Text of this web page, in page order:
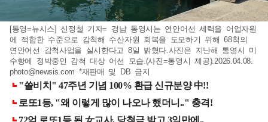
[통영=뉴시스] 신정철 기자= 경남 통영시는 연안어선 세력을 어업자원
에 적합한 수준으로 감척해 수산자원 회복을 도모하기 위해 68척의
연안어선 감척사업을 실시한다고 8일 밝혔다.사진은 지난해 통영시 미
수항에 정박중인 감척 대상 어선 모습.(사진=통영시 제공).2026.04.08.
photo@newsis.com *재판매 및 DB 금지